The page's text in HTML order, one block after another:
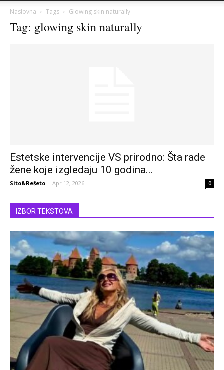
Naslovna Tags Glowing skin naturally
Tag: glowing skin naturally
Estetske intervencije VS prirodno: Šta rade
žene koje izgledaju 10 godina...
Sito&Rešeto - Apr 12, 2026 0
IZBOR TEKSTOVA